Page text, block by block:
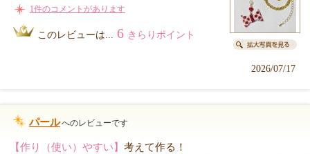
1件のコメントがあります
このレビューは... 6 きらりポイント
2026/07/17
パールへのレビューです
【作り（使い）やすい】 考えて作る！